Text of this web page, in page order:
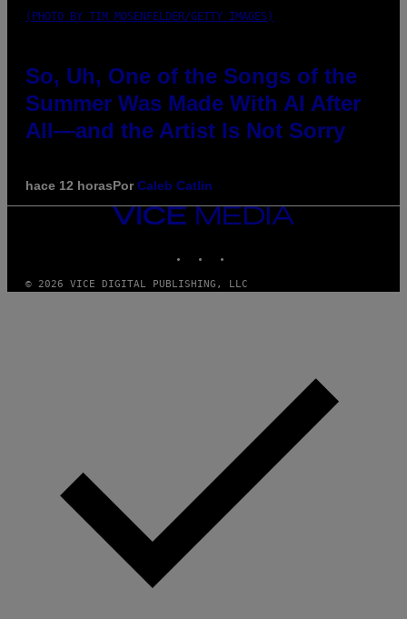
(PHOTO BY TIM MOSENFELDER/GETTY IMAGES)
So, Uh, One of the Songs of the
Summer Was Made With AI After
All—and the Artist Is Not Sorry
hace 12 horasPorCaleb Catlin
VICE
© 2026 VICE DIGITAL PUBLISHING, LLC